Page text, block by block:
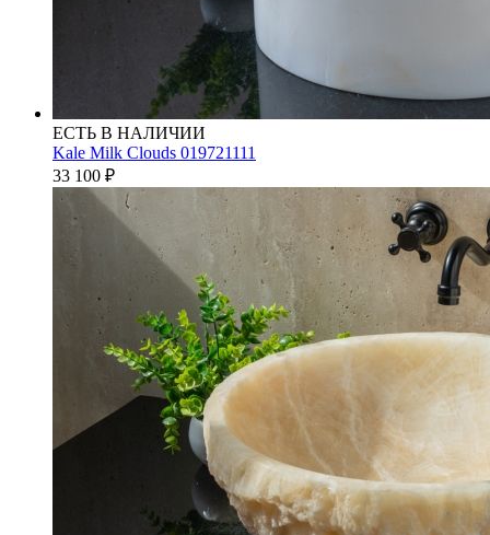
ЕСТЬ В НАЛИЧИИ
Kale Milk Clouds 019721111
33 100 ₽